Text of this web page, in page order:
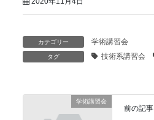
カテゴリー 学術講習会
タグ 技術系講習会
学術講習会
前の記事